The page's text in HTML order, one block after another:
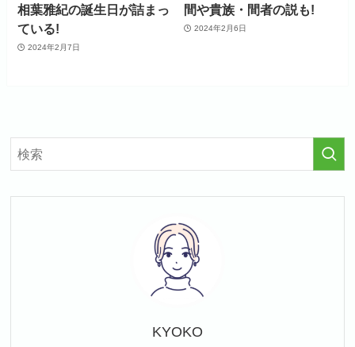
相葉雅紀の誕生日が詰まっ
ている!
2024年2月7日
間や貴族・間者の説も!
2024年2月6日
KYOKO